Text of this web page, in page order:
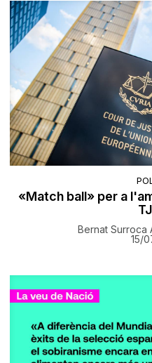
«Match ball» per a
Bernat Surroca
15/